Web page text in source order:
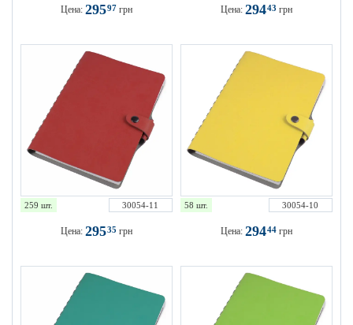
Цена: 29597 грн Цена: 29443 грн
259 шт. 30054-11
Цена: 29535 грн
58 шт. 30054-10
Цена: 29444 грн